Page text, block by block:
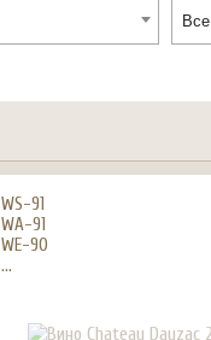
Все
WS-91
WA-91
WE-90
...